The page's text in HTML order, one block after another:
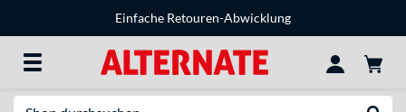
Einfache Retouren-Abwicklung